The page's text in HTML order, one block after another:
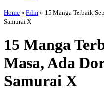
Home » Film » 15 Manga Terbaik
Samurai X
15 Manga
Masa, Ada
Samurai X